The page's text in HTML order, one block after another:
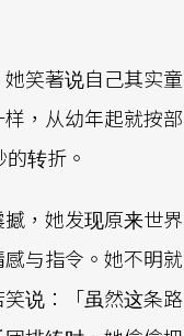
笑著说自己其实童
，从幼年起就按部
转折。
，她发现原来世界
与指令。她不明就
说：「虽然这条路